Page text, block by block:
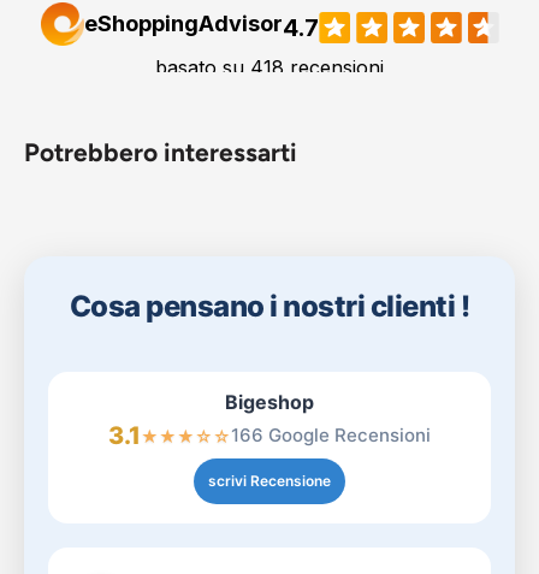
Potrebbero interessarti
Cosa pensano i nostri clienti !
Bigeshop
3.1★★★☆☆166 Google Recensioni
scrivi Recensione